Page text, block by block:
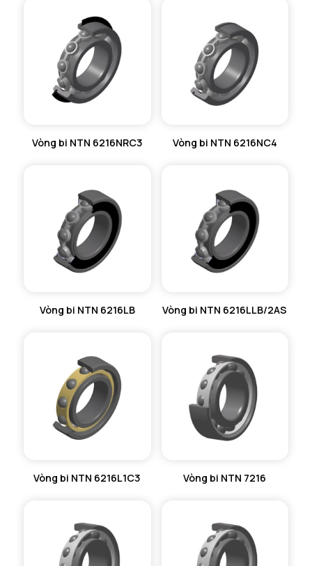
Vòng bi NTN 6216NRC3 Vòng bi NTN 6216NC4
Vòng bi NTN 6216LB Vòng bi NTN 6216LLB/2AS
Vòng bi NTN 6216L1C3 Vòng bi NTN 7216